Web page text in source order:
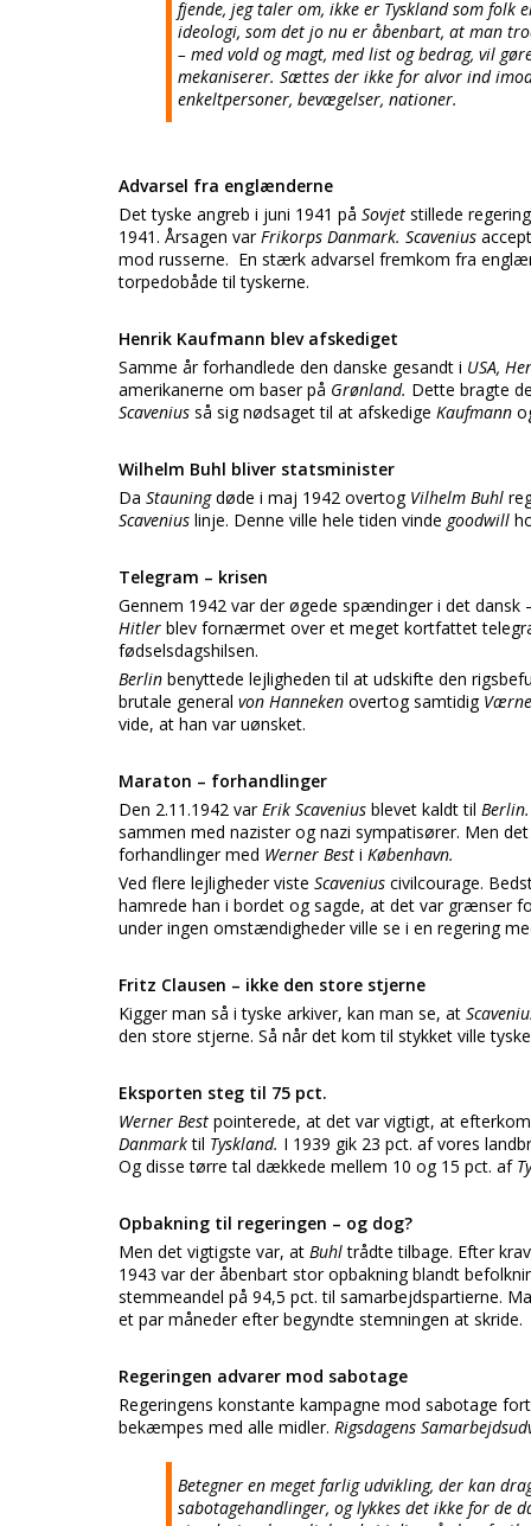
fjende, jeg taler om, ikke er Tyskland som folk
ideologi, som det jo nu er åbenbart, at man
– med vold og magt, med list og bedrag, vil
mekaniserer. Sættes der ikke for alvor ind
enkeltpersoner, bevægelser, nationer.
Advarsel fra englænderne
Det tyske angreb i juni 1941 på Sovjet stillede
1941. Årsagen varFrikorps Danmark. Scavenius
mod russerne. En stærk advarsel fremkom fra
torpedobåde til tyskerne.
Henrik Kaufmann blev afskediget
Samme år forhandlede den danske gesandt i USA,
amerikanerne om baser på Grønland. Dette bragte
Scavenius så sig nødsaget til at afskedige Kaufmann
Wilhelm Buhl bliver statsminister
Da Stauningdøde i maj 1942 overtog Vilhelm Buhl
Scavenius linje. Denne ville hele tiden vinde goodwill
Telegram – krisen
Gennem 1942 var der øgede spændinger i det
Hitler blev fornærmet over et meget kortfattet
fødselsdagshilsen.
Berlin benyttede lejligheden til at udskifte den
brutale general von Hanneken overtog samtidig
vide, at han var uønsket.
Maraton – forhandlinger
Den 2.11.1942 varErik Scavenius blevet kaldt til
sammen med nazister og nazi sympatisører. Men
forhandlinger med Werner Best i København.
Ved flere lejligheder viste Scavenius civilcourage.
hamrede han i bordet og sagde, at det var grænser
under ingen omstændigheder ville se i en regering
Fritz Clausen – ikke den store stjerne
Kigger man så i tyske arkiver, kan man se, at
den store stjerne. Så når det kom til stykket ville
Eksporten steg til 75 pct.
Werner Best pointerede, at det var vigtigt, at
Danmarktil Tyskland. I 1939 gik 23 pct. af vores
Og disse tørre tal dækkede mellem 10 og 15 pct. af
Opbakning til regeringen – og dog?
Men det vigtigste var, at Buhltrådte tilbage. Efter
1943 var der åbenbart stor opbakning blandt
stemmeandel på 94,5 pct. til samarbejdspartierne.
et par måneder efter begyndte stemningen at skride.
Regeringen advarer mod sabotage
Regeringens konstante kampagne mod sabotage
bekæmpes med alle midler. Rigsdagens
Betegner en meget farlig udvikling, der kan
sabotagehandlinger, og lykkes det ikke for de